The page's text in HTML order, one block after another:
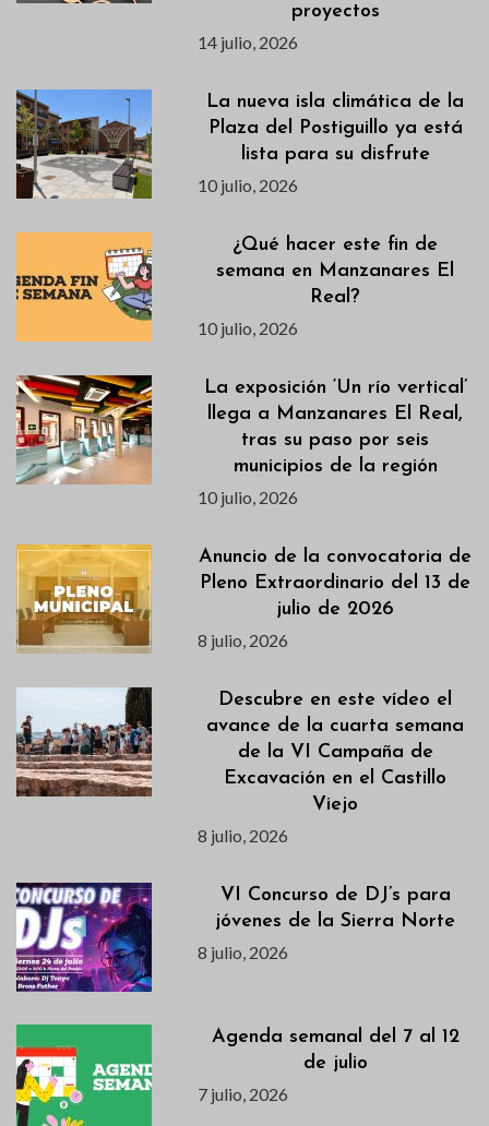
proyectos
14 julio, 2026
La nueva isla climática de la
Plaza del Postiguillo ya está
lista para su disfrute
10 julio, 2026
¿Qué hacer este fin de
semana en Manzanares El
Real?
10 julio, 2026
La exposición ‘Un río vertical’
llega a Manzanares El Real,
tras su paso por seis
municipios de la región
10 julio, 2026
Anuncio de la convocatoria de
Pleno Extraordinario del 13 de
julio de 2026
8 julio, 2026
Descubre en este vídeo el
avance de la cuarta semana
de la VI Campaña de
Excavación en el Castillo
Viejo
8 julio, 2026
VI Concurso de DJ’s para
jóvenes de la Sierra Norte
8 julio, 2026
Agenda semanal del 7 al 12
de julio
7 julio, 2026